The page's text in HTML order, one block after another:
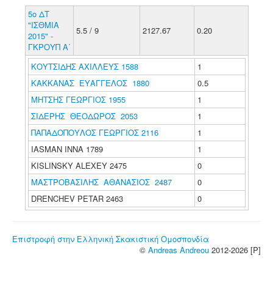
5ο ΔΤ
"ΙΣΘΜΙΑ
2015" -
ΓΚΡΟΥΠ Α΄
5.5 / 9 2127.67 0.20
ΚΟΥΤΣΙΔΗΣ ΑΧΙΛΛΕΥΣ 1588
1
ΚΑΚΚΑΝΑΣ ΕΥΑΓΓΕΛΟΣ 1880
0.5
ΜΗΤΣΗΣ ΓΕΩΡΓΙΟΣ 1955
1
ΣΙΔΕΡΗΣ ΘΕΟΔΩΡΟΣ 2053
1
ΠΑΠΑΔΟΠΟΥΛΟΣ ΓΕΩΡΓΙΟΣ 2116
1
IASMAN INNA 1789
1
KISLINSKY ALEXEY 2475
0
ΜΑΣΤΡΟΒΑΣΙΛΗΣ ΑΘΑΝΑΣΙΟΣ 2487
0
DRENCHEV PETAR 2463
0
Επιστροφή στην Ελληνική Σκακιστική Ομοσπονδία
© Andreas Andreou 2012-2026 [P]